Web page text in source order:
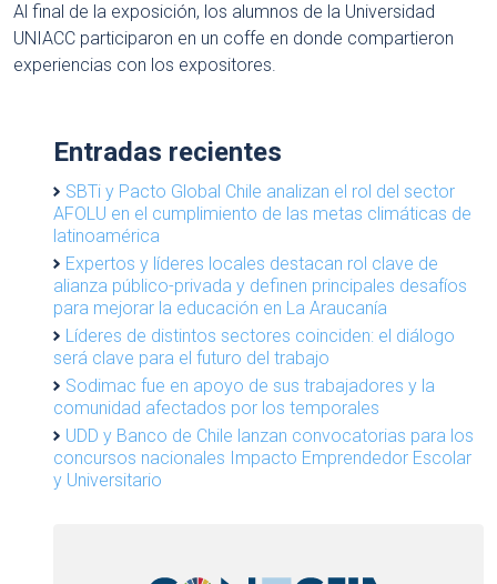
Al final de la exposición, los alumnos de la Universidad
UNIACC participaron en un coffe en donde compartieron
experiencias con los expositores.
Entradas recientes
SBTi y Pacto Global Chile analizan el rol del sector
AFOLU en el cumplimiento de las metas climáticas de
latinoamérica
Expertos y líderes locales destacan rol clave de
alianza público-privada y definen principales desafíos
para mejorar la educación en La Araucanía
Líderes de distintos sectores coinciden: el diálogo
será clave para el futuro del trabajo
Sodimac fue en apoyo de sus trabajadores y la
comunidad afectados por los temporales
UDD y Banco de Chile lanzan convocatorias para los
concursos nacionales Impacto Emprendedor Escolar
y Universitario